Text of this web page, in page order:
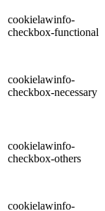
cookielawinfo-
checkbox-functional
cookielawinfo-
checkbox-necessary
cookielawinfo-
checkbox-others
cookielawinfo-